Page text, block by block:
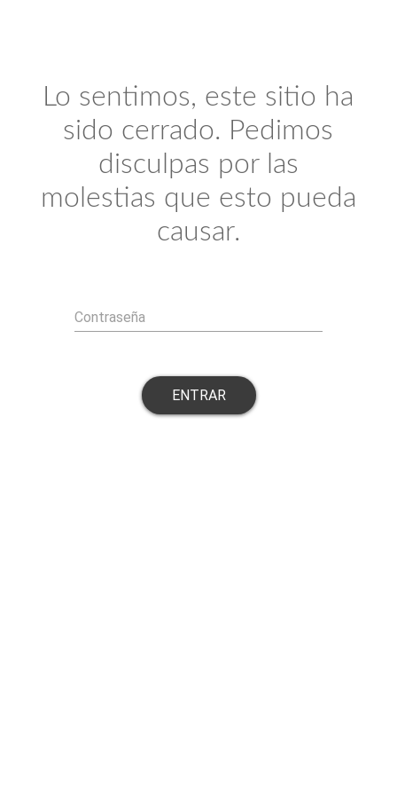
Lo sentimos, este sitio ha
sido cerrado. Pedimos
disculpas por las
molestias que esto pueda
causar.
Contraseña
ENTRAR